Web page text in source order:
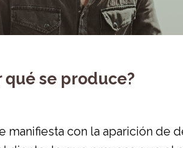
qué se produce?
manifiesta con la aparición de